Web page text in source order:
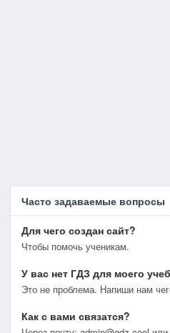
Часто задаваемые вопросы
Для чего создан сайт?
Чтобы помочь ученикам.
У вас нет ГДЗ для моего
Это не проблема. Напиши нам
Как с вами связатся?